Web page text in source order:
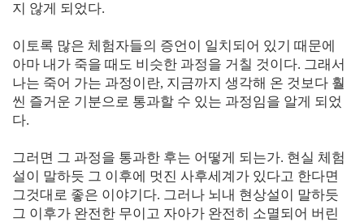
지 않게 되었다.
이토록 많은 체험자들의 증언이 일치되어 있기 때문에
아마 내가 죽을 때도 비슷한 과정을 거칠 것이다. 그래서
나는 죽어 가는 과정이란, 지금까지 생각해 온 것보다 훨
씬 즐거운 기분으로 통과할 수 있는 과정임을 알게 되었
다.
그러면 그 과정을 통과한 후는 어떻게 되는가. 현실 체험
설이 말하듯 그 이후에 멋진 사후세계가 있다고 한다면
그것대로 좋은 이야기다. 그러나 뇌내 현상설이 말하듯
그 이후가 완전한 무이고 자아가 완전히 소멸되어 버린